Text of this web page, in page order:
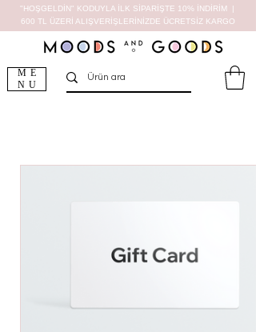
ME
NU
"HOŞGELDİN" KODUYLA İLK SİPARİŞTE 10% İNDİRİM |
600 TL ÜZERİ ALIŞVERİŞLERİNİZDE ÜCRETSİZ KARGO